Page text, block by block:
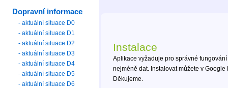
Instalace
Aplikace vyžaduje pro správné
nejméně dat. Instalovat můžete v
Děkujeme.
Dopravní informace
- aktuální situace D0
- aktuální situace D1
- aktuální situace D2
- aktuální situace D3
- aktuální situace D4
- aktuální situace D5
- aktuální situace D6